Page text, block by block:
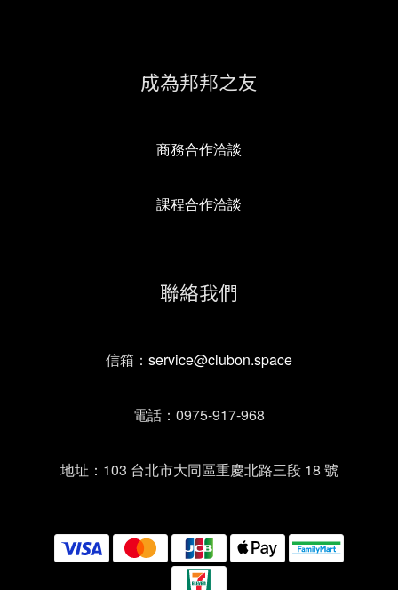
成為邦邦之友
商務合作洽談
課程合作洽談
聯絡我們
信箱： service@clubon.space
電話：0975-917-968
地址：103 台北市大同區重慶北路三段 18 號